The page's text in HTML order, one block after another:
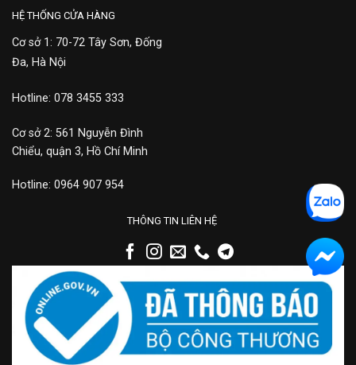
HỆ THỐNG CỬA HÀNG
Cơ sở 1: 70-72 Tây Sơn, Đống
Đa, Hà Nội
Hotline: 078 3455 333
Cơ sở 2: 561 Nguyễn Đình
Chiểu, quận 3, Hồ Chí Minh
Hotline: 0964 907 954
THÔNG TIN LIÊN HỆ